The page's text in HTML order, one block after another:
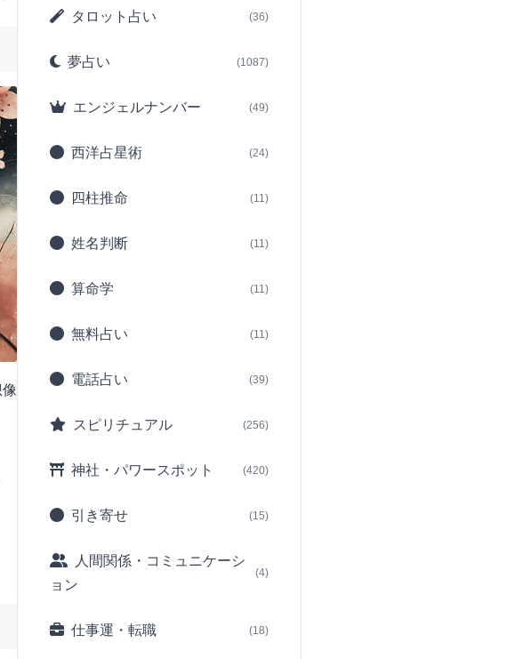
タロット占い (36)
夢占い (1087)
エンジェルナンバー (49)
西洋占星術 (24)
四柱推命 (11)
姓名判断 (11)
算命学 (11)
無料占い (11)
電話占い (39)
スピリチュアル (256)
神社・パワースポット (420)
引き寄せ (15)
人間関係・コミュニケーシ
ョン
(4)
仕事運・転職 (18)